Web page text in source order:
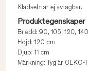
Klädseln är ej avtagbar.
Produktegenskaper
Bredd: 90, 105, 120,
Höjd: 120 cm
Djup: 11 cm
Märkning: Tyg är